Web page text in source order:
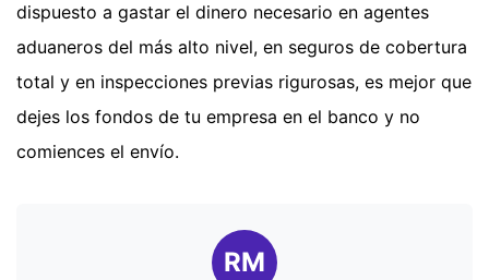
dispuesto a gastar el dinero necesario en agentes
aduaneros del más alto nivel, en seguros de cobertura
total y en inspecciones previas rigurosas, es mejor que
dejes los fondos de tu empresa en el banco y no
comiences el envío.
RM